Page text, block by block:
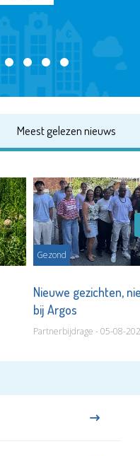
Meest gelezen nieuws
Gezond
Nieuwe gezichten,
bij Argos
Partnerbijdrage - 05-08-